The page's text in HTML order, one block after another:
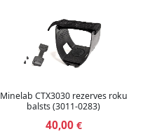
Minelab CTX3030 rezerves roku
balsts (3011-0283)
40,00€